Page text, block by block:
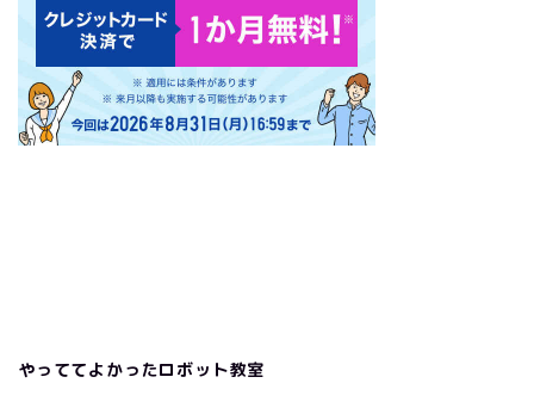
やっててよかったロボット教室